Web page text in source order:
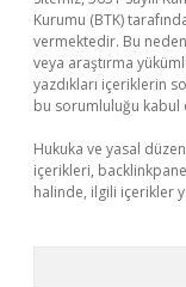
Kurumu (BTK)
vermektedir. Bu
veya araştırma
yazdıkları içeriklerin
bu sorumluluğu kabul
Hukuka ve yasal
içerikleri,
halinde, ilgili içerikler